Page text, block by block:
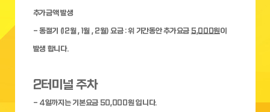
추가금액 발생
- 동절기 (12월 , 1월 , 2월) 요금 : 위 기간동안 추가요금 5,000원이
발생 합니다.
2터미널 주차
- 4일까지는 기본요금 50,000원 입니다.